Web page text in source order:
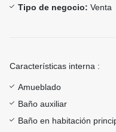
Tipo de negocio: Venta
Características interna :
Amueblado
Baño auxiliar
Baño en habitación